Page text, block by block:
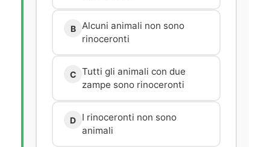
B
Alcuni animali non sono
rinoceronti
C Tutti gli animali con due
zampe sono rinoceronti
D
I rinoceronti non sono
animali